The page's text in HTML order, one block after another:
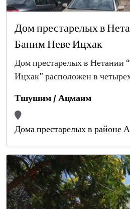
Дом престарелых в
Баним Неве Ицхак
Дом престарелых в Нетании
Ицхак” расположен в
Тшушим / Ацмаим
Дома престарелых в районе